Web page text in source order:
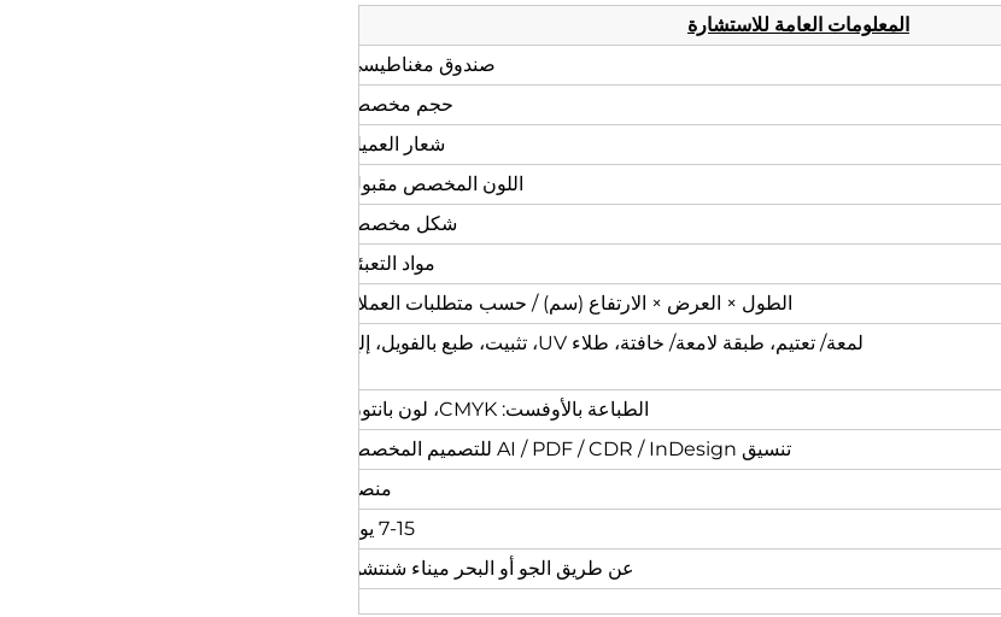
المعلومات العامة للاستشارة
صندوق مغناطيسي
حجم مخصص
شعار العميل
اللون المخصص مقبول
شكل مخصص
مواد التعبئة
الطول × العرض × الارتفاع (سم) / حسب متطلبات العملاء
لمعة/ تعتيم، طبقة لامعة/ خافتة، طلاء UV، تثبيت، طبع بالفويل، إلخ
الطباعة بالأوفست: CMYK، لون بانتون
تنسيق AI / PDF / CDR / InDesign للتصميم المخصص
منصة
7-15 يوم
عن طريق الجو أو البحر ميناء شنتشن